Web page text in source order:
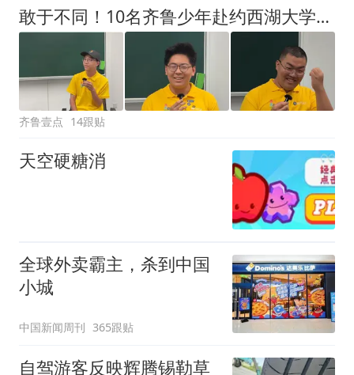
敢于不同！10名齐鲁少年赴约西湖大学！他们是谁？为何而选？
齐鲁壹点 14跟贴
天空硬糖消
全球外卖霸主，杀到中国
小城
中国新闻周刊 365跟贴
自驾游客反映辉腾锡勒草